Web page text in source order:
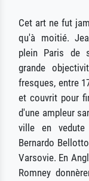
Cet art ne fut
qu'à moitié.
plein Paris de
grande
fresques, entre
et couvrit pour
d'une ampleur
ville en vedute
Bernardo
Varsovie. En
Romney